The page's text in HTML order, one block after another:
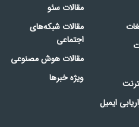
ایمیل
مقالات سئو
مقالات شبکه‌های
اجتماعی
مقالات هوش مصنوعی
ویژه خبرها